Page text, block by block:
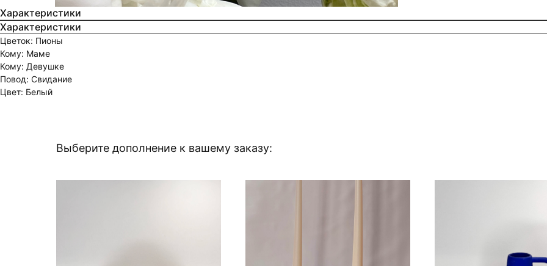
Характеристики
Характеристики
Цветок: Пионы
Кому: Маме
Кому: Девушке
Повод: Свидание
Цвет: Белый
Выберите дополнение к вашему заказу: